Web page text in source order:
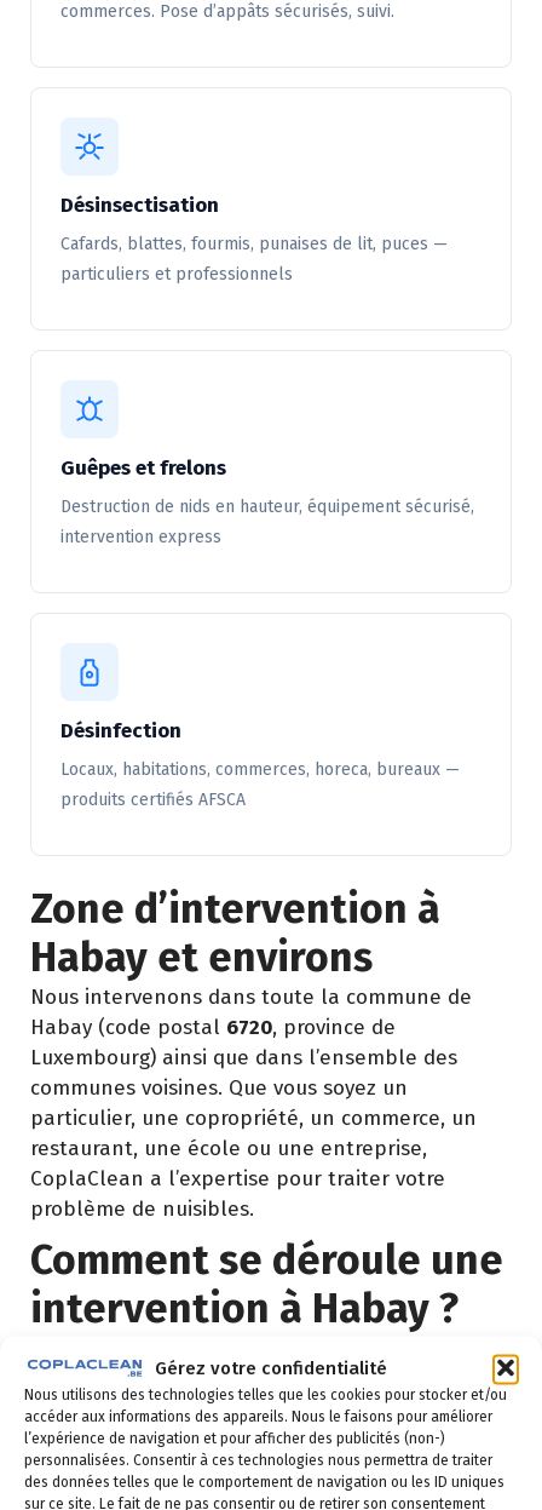
Gérez votre confidentialité
Nous utilisons des technologies telles que les cookies pour stocker et/ou
accéder aux informations des appareils. Nous le faisons pour améliorer
l’expérience de navigation et pour afficher des publicités (non-)
personnalisées. Consentir à ces technologies nous permettra de traiter
des données telles que le comportement de navigation ou les ID uniques
sur ce site. Le fait de ne pas consentir ou de retirer son consentement
commerces. Pose d’appâts sécurisés, suivi.
Désinsectisation
Cafards, blattes, fourmis, punaises de lit, puces —
particuliers et professionnels
Guêpes et frelons
Destruction de nids en hauteur, équipement sécurisé,
intervention express
Désinfection
Locaux, habitations, commerces, horeca, bureaux —
produits certifiés AFSCA
Zone d’intervention à
Habay et environs
Nous intervenons dans toute la commune de
Habay (code postal 6720, province de
Luxembourg) ainsi que dans l’ensemble des
communes voisines. Que vous soyez un
particulier, une copropriété, un commerce, un
restaurant, une école ou une entreprise,
CoplaClean a l’expertise pour traiter votre
problème de nuisibles.
Comment se déroule une
intervention à Habay ?
Demande de devis: vous remplissez le
formulaire ci-dessous ou vous nous appelez au
02 523 21 89. Réponse sous 24h.
Diagnostic gratuit: notre technicien vient
identifier la nuisance et son origine.